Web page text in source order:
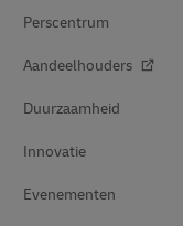
Perscentrum
Aandeelhouders
Duurzaamheid
Innovatie
Evenementen